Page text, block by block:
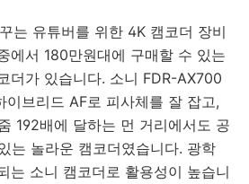
는 유튜버를 위한 4K 캠코더 장비
에서 180만원대에 구매할 수 있는
더가 있습니다. 소니 FDR-AX700
이브리드 AF로 피사체를 잘 잡고,
192배에 달하는 먼 거리에서도 공
는 놀라운 캠코더였습니다. 광학
는 소니 캠코더로 활용성이 높습니